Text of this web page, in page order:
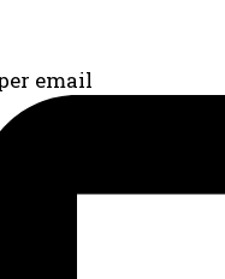
email